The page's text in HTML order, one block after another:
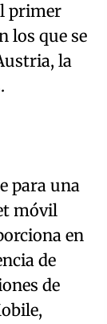
primer
los que se
la
para una
móvil
en
de
de